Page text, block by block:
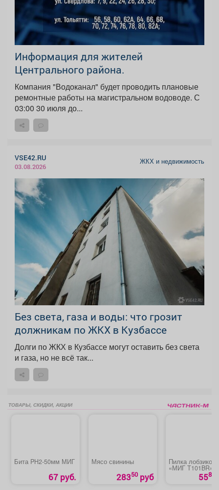
Информация для жителей
Центрального района.
Компания "Водоканал" будет проводить плановые
ремонтные работы на магистральном водоводе. С
03:00 30 июля до...
VSE42.RU
03.08.2026
ЖКХ и недвижимость
Без света, газа и воды: что грозит
должникам по ЖКХ в Кузбассе
Долги по ЖКХ в Кузбассе могут оставить без света
и газа, но не всё так...
ТОВАРЫ, СКИДКИ, АКЦИИ
Бита PH2-50мм МИГ
67 руб.
Мясо свинины
28350 руб
Пилка
«МИГ T101BR»
5580